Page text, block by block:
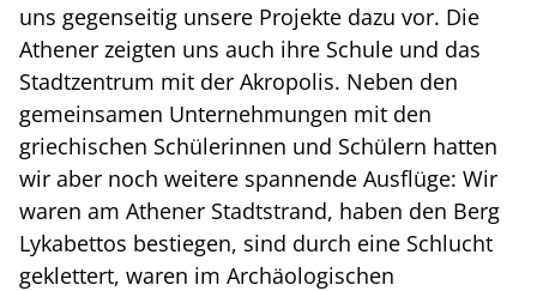
uns gegenseitig unsere Projekte dazu vor. Die
Athener zeigten uns auch ihre Schule und das
Stadtzentrum mit der Akropolis. Neben den
gemeinsamen Unternehmungen mit den
griechischen Schülerinnen und Schülern hatten
wir aber noch weitere spannende Ausflüge: Wir
waren am Athener Stadtstrand, haben den Berg
Lykabettos bestiegen, sind durch eine Schlucht
geklettert, waren im Archäologischen